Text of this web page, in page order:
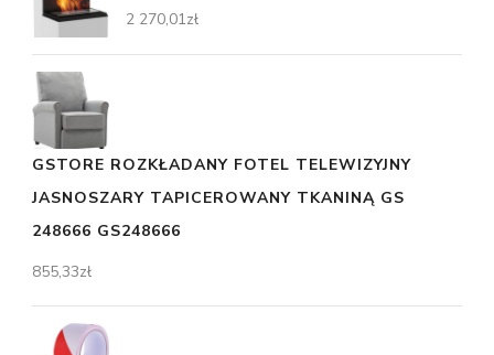
2 270,01zł
GSTORE ROZKŁADANY FOTEL TELEWIZYJNY
JASNOSZARY TAPICEROWANY TKANINĄ GS
248666 GS248666
855,33zł